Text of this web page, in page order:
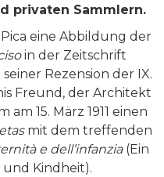
privaten Sammlern.
eine Abbildung der
in der Zeitschrift
seiner Rezension der IX.
Freund, der Architekt
am 15. März 1911 einen
mit dem treffenden
e dell’infanzia(Ein
Kindheit).